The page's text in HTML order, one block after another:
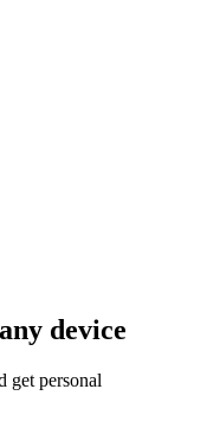
device
get personal